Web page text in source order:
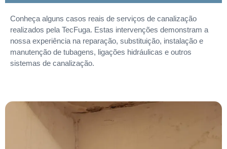
Conheça alguns casos reais de serviços de canalização
realizados pela TecFuga. Estas intervenções demonstram a
nossa experiência na reparação, substituição, instalação e
manutenção de tubagens, ligações hidráulicas e outros
sistemas de canalização.